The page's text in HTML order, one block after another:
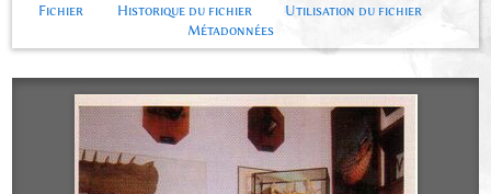
Fichier Historique du fichier
Utilisation du fichier
Métadonnées